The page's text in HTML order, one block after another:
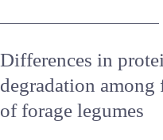
tannins condensés.